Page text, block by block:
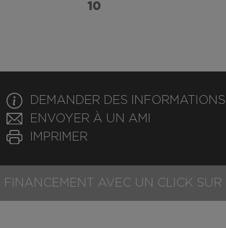
10
DEMANDER DES INFORMATIONS
ENVOYER À UN AMI
IMPRIMER
AVEC UN CLICK SUR